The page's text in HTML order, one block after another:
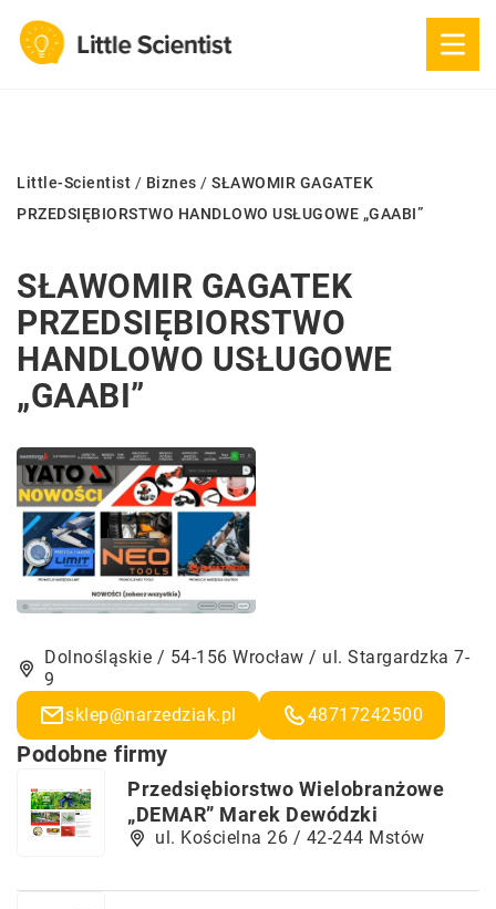
Little-Scientist / Biznes / SŁAWOMIR GAGATEK
PRZEDSIĘBIORSTWO HANDLOWO USŁUGOWE „GAABI”
SŁAWOMIR GAGATEK
PRZEDSIĘBIORSTWO
HANDLOWO USŁUGOWE
„GAABI”
Dolnośląskie / 54-156 Wrocław / ul. Stargardzka 7-
9
sklep@narzedziak.pl
48717242500
Podobne firmy
Przedsiębiorstwo Wielobranżowe
„DEMAR” Marek Dewódzki
ul. Kościelna 26 / 42-244 Mstów